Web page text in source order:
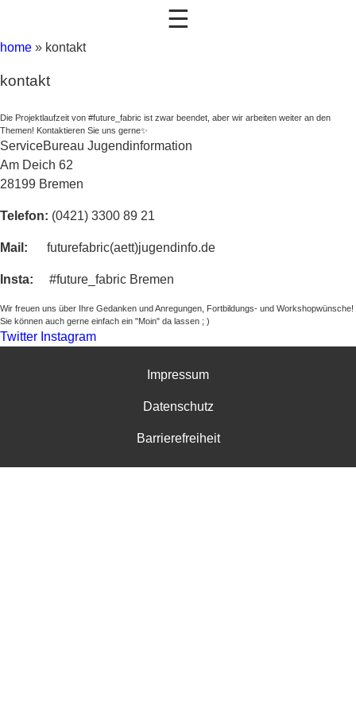
☰
home » kontakt
kontakt
Die Projektlaufzeit von #future_fabric ist zwar beendet, aber wir arbeiten weiter an den
Themen! Kontaktieren Sie uns gerne✨
ServiceBureau Jugendinformation
Am Deich 62
28199 Bremen
Telefon: (0421) 3300 89 21
Mail: futurefabric(aett)jugendinfo.de
Insta: #future_fabric Bremen
Wir freuen uns über Ihre Gedanken und Anregungen, Fortbildungs- und Workshopwünsche!
Sie können auch gerne einfach ein "Moin" da lassen ; )
Twitter Instagram
Impressum
Datenschutz
Barrierefreiheit